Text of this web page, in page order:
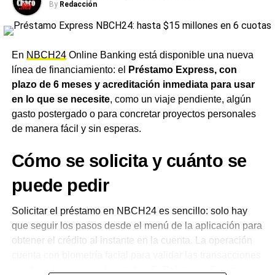
de servicio, restaurantes, farmacias e indumentaria,
entre otros.Para la red de comercios, la operación
funciona exactamente igual que cualquier venta con
tarjeta de débito, sin necesidad de realizar ninguna
acción o trámite adicional. El servicio no tiene costos
adicionales, comisiones ni intereses, y puede utilizarse
en cualquier comercio que opere con la tarjeta de débito
Chaco 24.
el día a día
Desde el NBCHremarcaron que la entidad busca
posicionarse como aliada de las familias chaqueñas para
acompañar el día a día, con la tranquilidad de poder
comprar y cubrir imprevistos incluso cuando no hay saldo
By Redacción
En NBCH24Online Banking está disponible una nueva
línea de financiamiento: el
Préstamo Express, con
plazo de 6 meses y acreditación inmediata para usar
en lo que se necesite, como un viaje pendiente, algún
gasto postergado o para concretar proyectos personales
de manera fácil y sin esperas.
Cómo se solicita y cuánto se
puede pedir
Solicitar el préstamo en NBCH24 es sencillo: solo hay
que seguir los pasos desde el menú de la aplicación para
obtener el crédito al instante en la cuenta. La operación